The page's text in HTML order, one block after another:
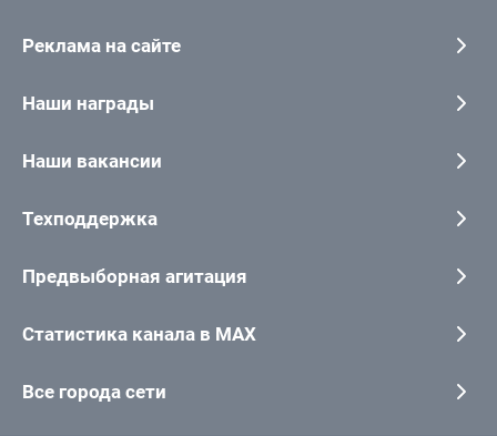
Реклама на сайте
Наши награды
Наши вакансии
Техподдержка
Предвыборная агитация
Статистика канала в MAX
Все города сети